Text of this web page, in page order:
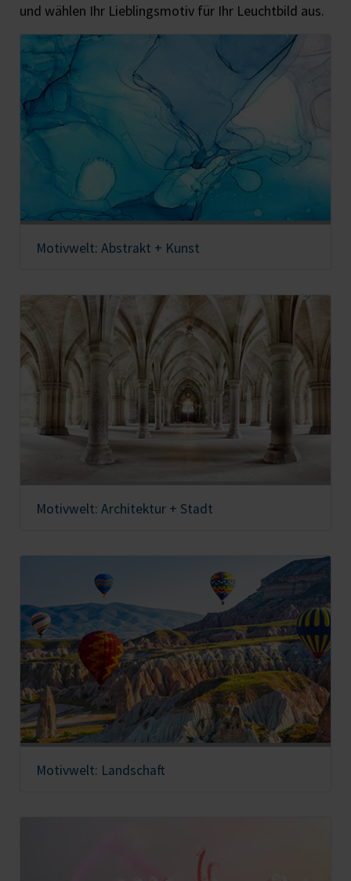
und wählen Ihr Lieblingsmotiv für Ihr Leuchtbild aus.
Motivwelt: Abstrakt + Kunst
Motivwelt: Architektur + Stadt
Motivwelt: Landschaft